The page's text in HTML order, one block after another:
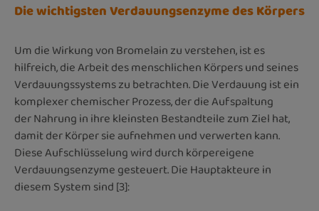
Die wichtigsten Verdauungsenzyme des Körpers
Um die Wirkung von Bromelain zu verstehen, ist es
hilfreich, die Arbeit des menschlichen Körpers und seines
Verdauungssystems zu betrachten. Die Verdauung ist ein
komplexer chemischer Prozess, der die Aufspaltung
der Nahrung in ihre kleinsten Bestandteile zum Ziel hat,
damit der Körper sie aufnehmen und verwerten kann.
Diese Aufschlüsselung wird durch körpereigene
Verdauungsenzyme gesteuert. Die Hauptakteure in
diesem System sind [3]: